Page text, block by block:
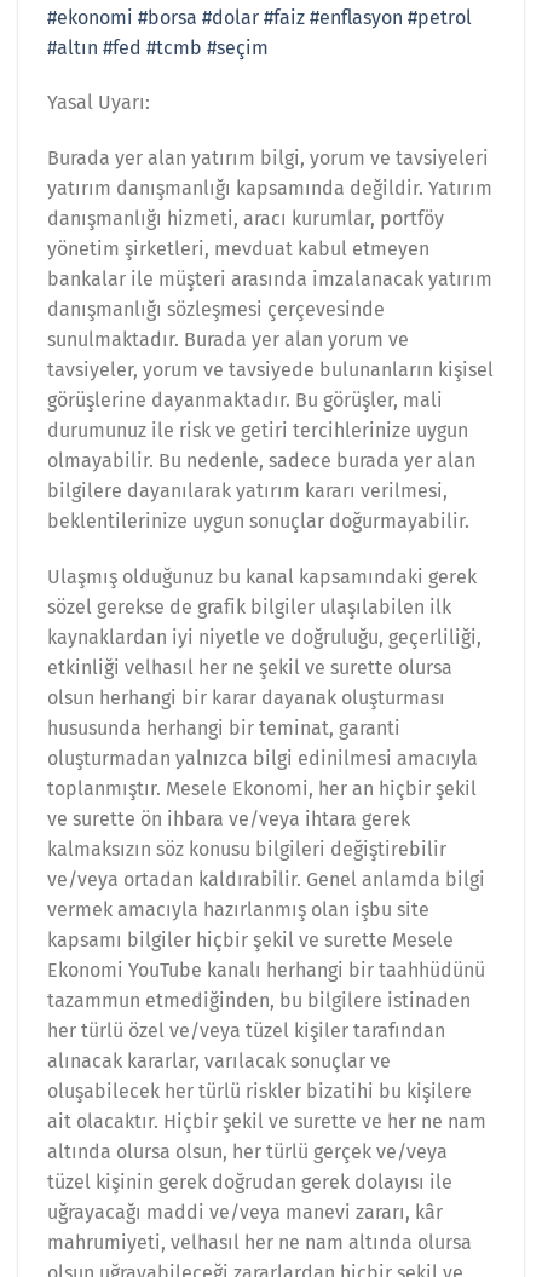
#ekonomi #borsa #dolar #faiz #enflasyon #petrol
#altın #fed #tcmb #seçim
Yasal Uyarı:
Burada yer alan yatırım bilgi, yorum ve tavsiyeleri
yatırım danışmanlığı kapsamında değildir. Yatırım
danışmanlığı hizmeti, aracı kurumlar, portföy
yönetim şirketleri, mevduat kabul etmeyen
bankalar ile müşteri arasında imzalanacak yatırım
danışmanlığı sözleşmesi çerçevesinde
sunulmaktadır. Burada yer alan yorum ve
tavsiyeler, yorum ve tavsiyede bulunanların kişisel
görüşlerine dayanmaktadır. Bu görüşler, mali
durumunuz ile risk ve getiri tercihlerinize uygun
olmayabilir. Bu nedenle, sadece burada yer alan
bilgilere dayanılarak yatırım kararı verilmesi,
beklentilerinize uygun sonuçlar doğurmayabilir.
Ulaşmış olduğunuz bu kanal kapsamındaki gerek
sözel gerekse de grafik bilgiler ulaşılabilen ilk
kaynaklardan iyi niyetle ve doğruluğu, geçerliliği,
etkinliği velhasıl her ne şekil ve surette olursa
olsun herhangi bir karar dayanak oluşturması
hususunda herhangi bir teminat, garanti
oluşturmadan yalnızca bilgi edinilmesi amacıyla
toplanmıştır. Mesele Ekonomi, her an hiçbir şekil
ve surette ön ihbara ve/veya ihtara gerek
kalmaksızın söz konusu bilgileri değiştirebilir
ve/veya ortadan kaldırabilir. Genel anlamda bilgi
vermek amacıyla hazırlanmış olan işbu site
kapsamı bilgiler hiçbir şekil ve surette Mesele
Ekonomi YouTube kanalı herhangi bir taahhüdünü
tazammun etmediğinden, bu bilgilere istinaden
her türlü özel ve/veya tüzel kişiler tarafından
alınacak kararlar, varılacak sonuçlar ve
oluşabilecek her türlü riskler bizatihi bu kişilere
ait olacaktır. Hiçbir şekil ve surette ve her ne nam
altında olursa olsun, her türlü gerçek ve/veya
tüzel kişinin gerek doğrudan gerek dolayısı ile
uğrayacağı maddi ve/veya manevi zararı, kâr
mahrumiyeti, velhasıl her ne nam altında olursa